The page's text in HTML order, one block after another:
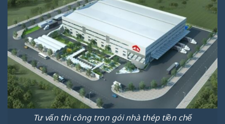
Tư vấn thi công trọn gói nhà thép tiền chế